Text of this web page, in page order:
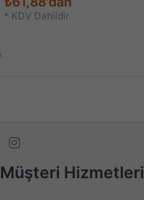
* KDV Dahildir
Müşteri Hizmetleri